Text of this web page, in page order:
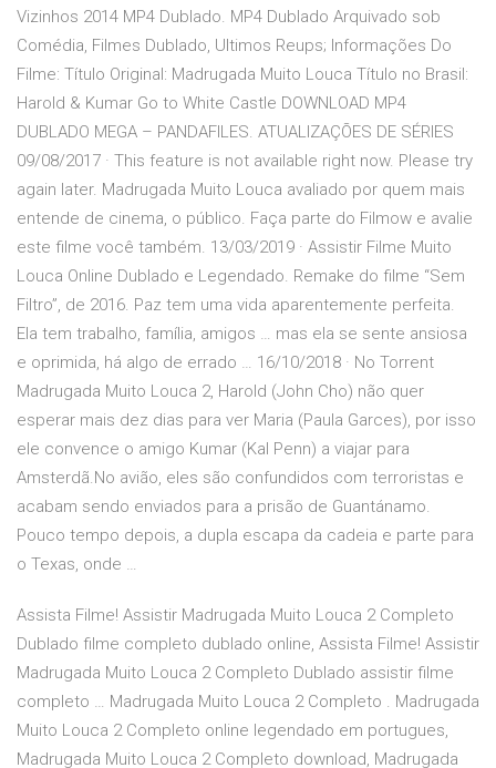
Vizinhos 2014 MP4 Dublado. MP4 Dublado Arquivado sob
Comédia, Filmes Dublado, Ultimos Reups; Informações Do
Filme: Título Original: Madrugada Muito Louca Título no Brasil:
Harold & Kumar Go to White Castle DOWNLOAD MP4
DUBLADO MEGA – PANDAFILES. ATUALIZAÇÕES DE SÉRIES
09/08/2017 · This feature is not available right now. Please try
again later. Madrugada Muito Louca avaliado por quem mais
entende de cinema, o público. Faça parte do Filmow e avalie
este filme você também. 13/03/2019 · Assistir Filme Muito
Louca Online Dublado e Legendado. Remake do filme “Sem
Filtro”, de 2016. Paz tem uma vida aparentemente perfeita.
Ela tem trabalho, família, amigos … mas ela se sente ansiosa
e oprimida, há algo de errado … 16/10/2018 · No Torrent
Madrugada Muito Louca 2, Harold (John Cho) não quer
esperar mais dez dias para ver Maria (Paula Garces), por isso
ele convence o amigo Kumar (Kal Penn) a viajar para
Amsterdã.No avião, eles são confundidos com terroristas e
acabam sendo enviados para a prisão de Guantánamo.
Pouco tempo depois, a dupla escapa da cadeia e parte para
o Texas, onde …
Assista Filme! Assistir Madrugada Muito Louca 2 Completo
Dublado filme completo dublado online, Assista Filme! Assistir
Madrugada Muito Louca 2 Completo Dublado assistir filme
completo … Madrugada Muito Louca 2 Completo . Madrugada
Muito Louca 2 Completo online legendado em portugues,
Madrugada Muito Louca 2 Completo download, Madrugada